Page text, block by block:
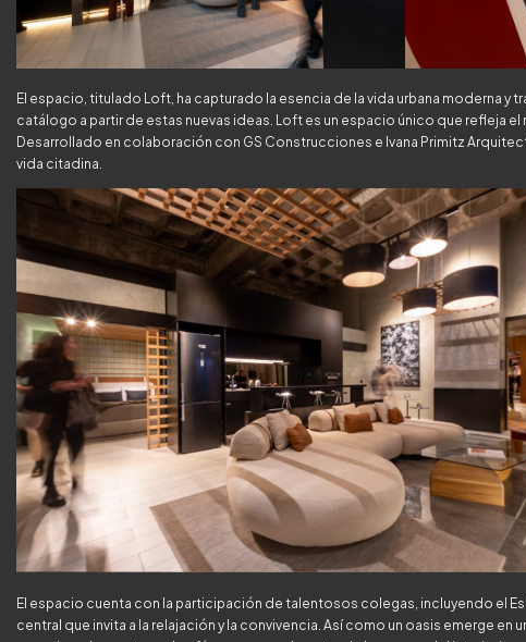
El espacio, titulado Loft, ha capturado la esencia de la vida urbana moderna y
catálogo a partir de estas nuevas ideas. Loft es un espacio único que refleja
Desarrollado en colaboración con GS Construcciones e Ivana Primitz
vida citadina.
El espacio cuenta con la participación de talentosos colegas, incluyendo el
central que invita a la relajación y la convivencia. Así como un oasis emerge